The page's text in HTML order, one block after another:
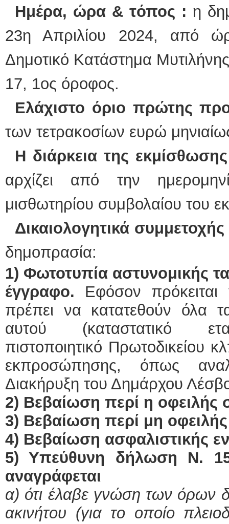
Ημέρα, ώρα & τόπος : η
23η Απριλίου 2024, από
Δημοτικό Κατάστημα
17, 1ος όροφος.
Ελάχιστο όριο πρώτης
των τετρακοσίων ευρώ
Η διάρκεια της εκμίσθωσης
αρχίζει από την
μισθωτηρίου συμβολαίου του
Δικαιολογητικά συμμετοχής
δημοπρασία:
1) Φωτοτυπία αστυνομικής
έγγραφο. Εφόσον
πρέπει να κατατεθούν όλα
αυτού (καταστατικό
πιστοποιητικό Πρωτοδικείου
εκπροσώπησης, όπως
Διακήρυξη του Δημάρχου
2) Βεβαίωση περί η οφειλής
3) Βεβαίωση περί μη
4) Βεβαίωση ασφαλιστικής
5) Υπεύθυνη δήλωση Ν.
αναγράφεται
α) ότι έλαβε γνώση των όρων
ακινήτου (για το οποίο